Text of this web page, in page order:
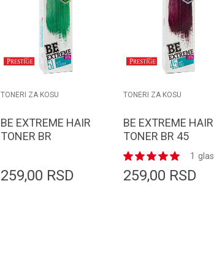
TONERI ZA KOSU
BE EXTREME HAIR
TONER BR
259,00 RSD
TONERI ZA KOSU
BE EXTREME HAIR
TONER BR 45
DARK TULIP
glas
1
259,00 RSD